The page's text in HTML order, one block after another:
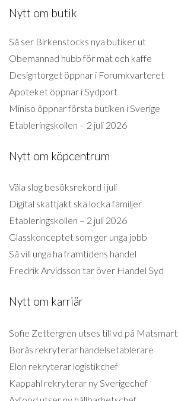
Nytt om butik
Så ser Birkenstocks nya butiker ut
Obemannad hubb för mat och kaffe
Designtorget öppnar i Forumkvarteret
Apoteket öppnar i Sydport
Miniso öppnar första butiken i Sverige
Etableringskollen – 2 juli 2026
Nytt om köpcentrum
Väla slog besöksrekord i juli
Digital skattjakt ska locka familjer
Etableringskollen – 2 juli 2026
Glasskonceptet som ger unga jobb
Så vill unga ha framtidens handel
Fredrik Arvidsson tar över Handel Syd
Nytt om karriär
Sofie Zettergren utses till vd på Matsmart
Borås rekryterar handelsetablerare
Elon rekryterar logistikchef
Kappahl rekryterar ny Sverigechef